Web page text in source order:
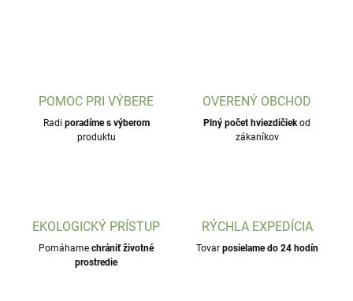
POMOC PRI VÝBERE
Radi poradíme s výberom
produktu
OVERENÝ OBCHOD
Plný počet hviezdičiekod
zákaníkov
EKOLOGICKÝ PRÍSTUP
Pomáhame chrániť životné
prostredie
RÝCHLA EXPEDÍCIA
Tovar posielame do 24 hodín